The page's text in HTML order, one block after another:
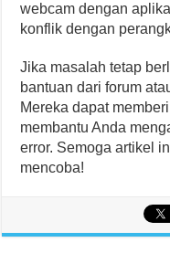
webcam dengan
konflik dengan
Jika masalah tetap
bantuan dari forum
Mereka dapat
membantu Anda
error. Semoga artikel
mencoba!